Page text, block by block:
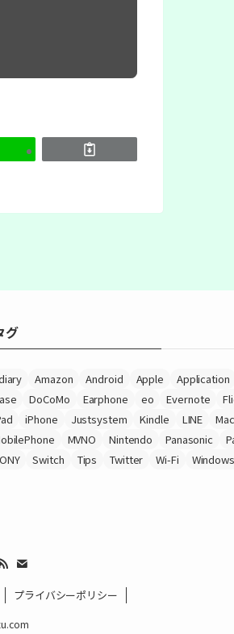
グ
Amazon Android Apple Application
DoCoMo Earphone eo Evernote
iPhone Justsystem Kindle LINE Mac
MVNO Nintendo Panasonic
Switch Tips Twitter Wi-Fi Windows
プライバシーポリシー